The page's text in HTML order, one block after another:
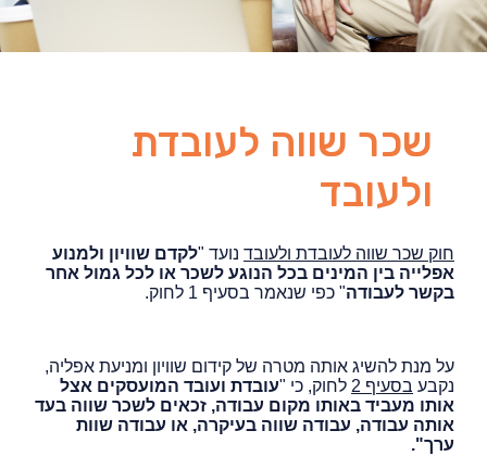
שכר שווה לעובדת
ולעובד
חוק שכר שווה לעובדת ולעובד נועד "לקדם שוויון ולמנוע
אפלייה בין המינים בכל הנוגע לשכר או לכל גמול אחר
בקשר לעבודה" כפי שנאמר בסעיף 1 לחוק.
על מנת להשיג אותה מטרה של קידום שוויון ומניעת אפליה,
נקבע בסעיף 2 לחוק, כי "עובדת ועובד המועסקים אצל
אותו מעביד באותו מקום עבודה, זכאים לשכר שווה בעד
אותה עבודה, עבודה שווה בעיקרה, או עבודה שוות
ערך".